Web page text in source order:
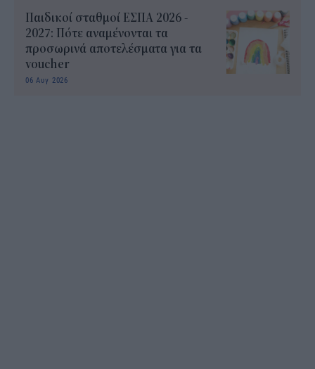
Παιδικοί σταθμοί ΕΣΠΑ 2026 -
2027: Πότε αναμένονται τα
προσωρινά αποτελέσματα για τα
voucher
06 Αυγ 2026